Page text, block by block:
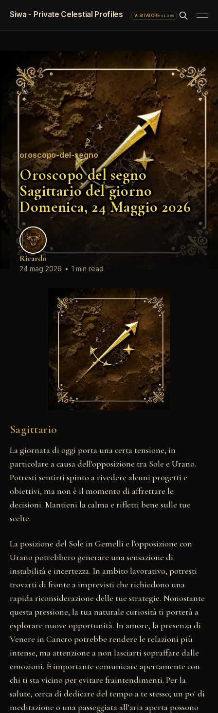
Siwa - Private Celestial Profiles VISITATORE·v1.0.69
oroscopo-del-segno
Oroscopo del segno
Sagittario del giorno
Domenica, 24 Maggio 2026
Ricardo
24 mag 2026 • 1 min read
Sagittario
La giornata di oggi porta una certa tensione, in
particolare a causa dell'opposizione tra Sole e Urano.
Potresti sentirti spinto a rivedere alcuni progetti e
obiettivi, ma non è il momento di affrettare le
decisioni. Mantieni la calma e rifletti bene sulle tue
scelte.
La posizione del Sole in Gemelli e l'opposizione con
Urano potrebbero generare una sensazione di
instabilità e incertezza. In ambito lavorativo, potresti
trovarti di fronte a imprevisti che richiedono una
rapida riconsiderazione delle tue strategie. Nonostante
questa pressione, la tua naturale curiosità ti porterà a
esplorare nuove opportunità. In amore, la presenza di
Venere in Cancro potrebbe rendere le relazioni più
intense, ma attenzione a non lasciarti sopraffare dalle
emozioni. È importante comunicare apertamente con
chi ti sta vicino per evitare fraintendimenti. Per la
salute, cerca di dedicare del tempo a te stesso; un po' di
meditazione o una passeggiata all'aria aperta possono